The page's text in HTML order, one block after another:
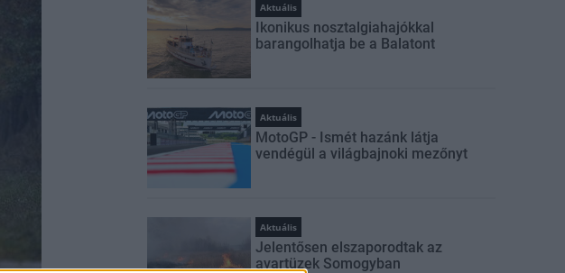
Aktuális
Ikonikus nosztalgiahajókkal
barangolhatja be a Balatont
Aktuális
MotoGP - Ismét hazánk látja
vendégül a világbajnoki mezőnyt
Aktuális
Jelentősen elszaporodtak az
avartüzek Somogyban